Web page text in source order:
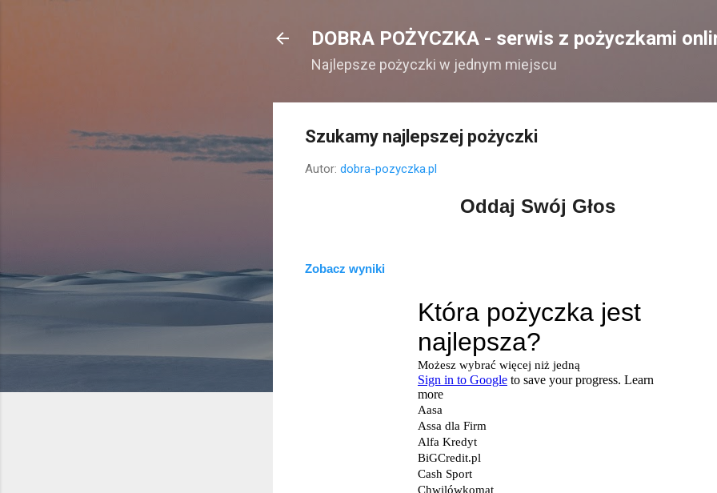
DOBRA POŻYCZKA - serwis z pożyczkami
Najlepsze pożyczki w jednym miejscu
Szukamy najlepszej pożyczki
Autor: dobra-pozyczka.pl
Oddaj Swój Głos
Zobacz wyniki